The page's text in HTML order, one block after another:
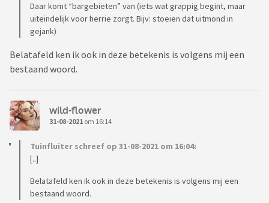
Daar komt “bargebieten” van (iets wat grappig begint, maar
uiteindelijk voor herrie zorgt. Bijv: stoeien dat uitmond in
gejank)
Belatafeld ken ik ook in deze betekenis is volgens mij een
bestaand woord.
wild-flower
31-08-2021 om 16:14
Tuinfluiter schreef op 31-08-2021 om 16:04:
[..]
Belatafeld ken ik ook in deze betekenis is volgens mij een
bestaand woord.